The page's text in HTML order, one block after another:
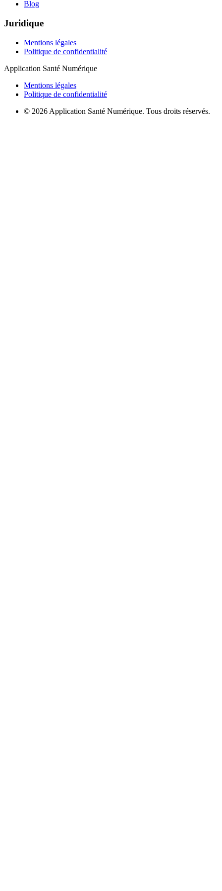
Blog
Juridique
Mentions légales
Politique de confidentialité
Application Santé Numérique
Mentions légales
Politique de confidentialité
© 2026 Application Santé Numérique. Tous droits réservés.